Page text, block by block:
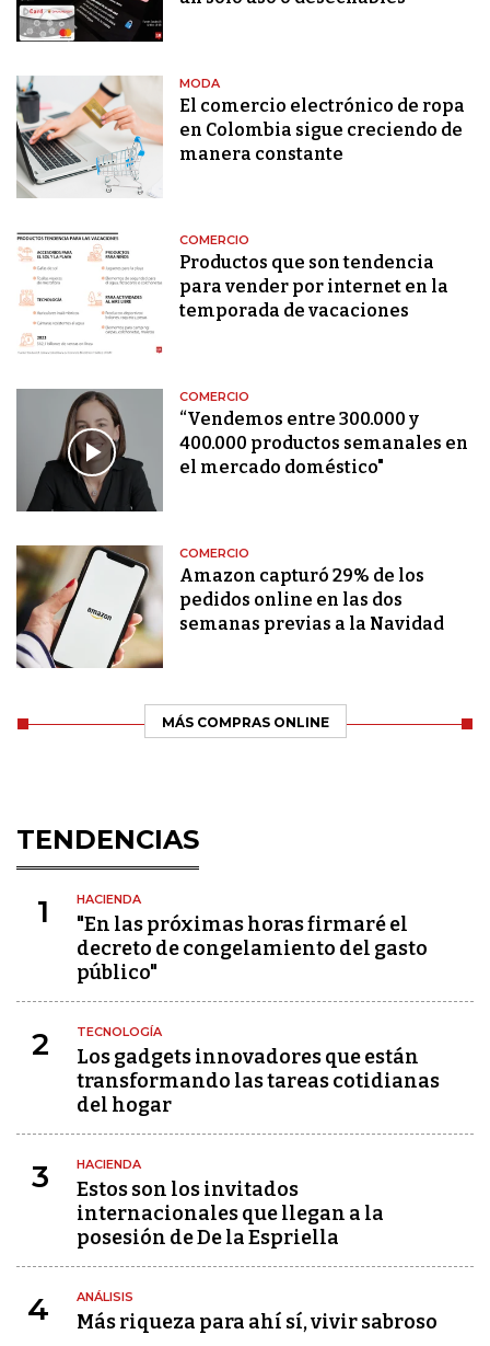
MODA
El comercio electrónico de ropa
en Colombia sigue creciendo de
manera constante
COMERCIO
Productos que son tendencia
para vender por internet en la
temporada de vacaciones
COMERCIO
“Vendemos entre 300.000 y
400.000 productos semanales en
el mercado doméstico"
COMERCIO
Amazon capturó 29% de los
pedidos online en las dos
semanas previas a la Navidad
MÁS COMPRAS ONLINE
TENDENCIAS
1 HACIENDA
"En las próximas horas firmaré el
decreto de congelamiento del gasto
público"
2 TECNOLOGÍA
Los gadgets innovadores que están
transformando las tareas cotidianas
del hogar
3 HACIENDA
Estos son los invitados
internacionales que llegan a la
posesión de De la Espriella
4 ANÁLISIS
Más riqueza para ahí sí, vivir sabroso